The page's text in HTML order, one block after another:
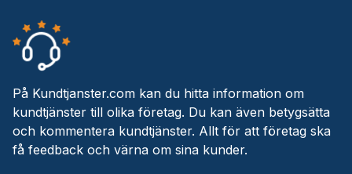
På Kundtjanster.com kan du hitta information om
kundtjänster till olika företag. Du kan även betygsätta
och kommentera kundtjänster. Allt för att företag ska
få feedback och värna om sina kunder.